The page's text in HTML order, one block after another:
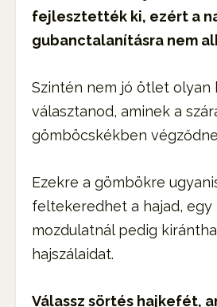
fejlesztették ki, ezért a
gubanctalanításra nem
Szintén nem jó ötlet olyan
választanod, aminek a
gömböcskékben
Ezekre a gömbökre
feltekeredhet a hajad, egy
mozdulatnál pedig
hajszálaidat.
Válassz sörtés hajkefét,